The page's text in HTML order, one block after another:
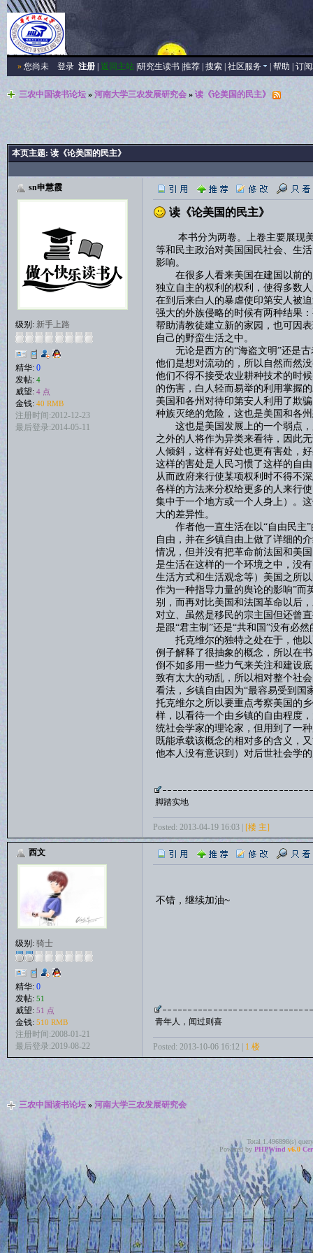
»您尚未 登录 注册| 返回主站| 研究生读书| 推荐| 搜索| 社区服务 帮助 订
三农中国读书论坛» 河南大学三农发展研究会» 读《论美国的民主》
本页主题: 读《论美国的民主》
sn申慧霞
级别: 新手上路
精华: 0
发帖: 4
威望: 4 点
金钱: 40 RMB
注册时间:2012-12-23
最后登录:2014-05-11
读《论美国的民主》
本书分为两卷。上卷主要展现美
等和民主政治对美国国民社会、生
影响。
在很多人看来美国在建国以前的
独立自主的权利的权利，使得多数
在到后来白人的暴虐使印第安人被
强大的外族侵略的时候有两种结果
帮助清教徒建立新的家园，也可因
自己的野蛮生活之中。
无论是西方的“海盗文明”还是古
他们是想对流动的，所以自然而然
他们不得不接受农业耕种技术的时
的伤害，白人轻而易举的利用掌握
美国和各州对待印第安人利用了欺
种族灭绝的危险，这也是美国和各
这也是美国发展上的一个弱点，
之外的人将作为异类来看待，因此
人倾斜，这样有好处也更有害处，
这样的害处是人民习惯了这样的自
从而政府来行使某项权利时不得不
各样的方法来分权给更多的人来行
集中于一个地方或一个人身上）。
大的差异性。
作者他一直生活在以“自由民主”
自由，并在乡镇自由上做了详细的
情况，但并没有把革命前法国和美
是生活在这样的一个环境之中，没
生活方式和生活观念等）美国之所
作为一种指导力量的舆论的影响”而
别，而再对比美国和法国革命以后
对立、虽然是移民的宗主国但还曾
是跟“君主制”还是“共和国”没有必然
托克维尔的独特之处在于，他以
例子解释了很抽象的概念，所以在
倒不如多用一些力气来关注和建设
致有太大的动乱，所以相对整个社
看法，乡镇自由因为“最容易受到国
托克维尔之所以要重点考察美国的
样，以看待一个由乡镇的自由程度
统社会学家的理论家，但用到了一
既能承载该概念的相对多的含义，
他本人没有意识到）对后世社会学
脚踏实地
Posted: 2013-04-19 16:03 | [楼 主]
西文
级别: 骑士
精华: 0
发帖: 51
威望: 51 点
金钱: 510 RMB
注册时间:2008-01-21
最后登录:2019-08-22
不错，继续加油~
青年人，闻过则喜
Posted: 2013-10-06 16:12 | 1 楼
三农中国读书论坛» 河南大学三农发展研究会
Total 1.496898(s)
Powered by PHPWind v6.0